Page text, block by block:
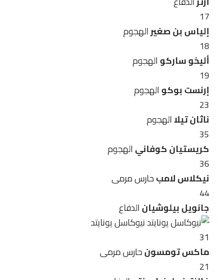
17
إلياس بن صغيرالهجوم
18
أليخو ساركوالهجوم
19
إرنست بوكوالهجوم
23
ناثان تيلاالهجوم
35
كريستيان كوفانيالهجوم
36
نيكلاس لامبحارس مرمى
44
جانويل بيلوشيانالدفاع
نيوكاسل يونايتد
31
ماكس تومسونحارس مرمى
21